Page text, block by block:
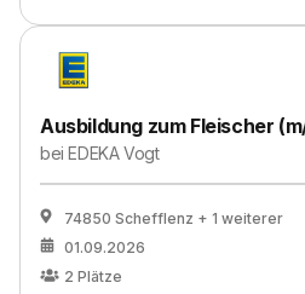
Ausbildung zum Fleischer
beiEDEKA Vogt
74850 Schefflenz + 1 weiterer
01.09.2026
2 Plätze